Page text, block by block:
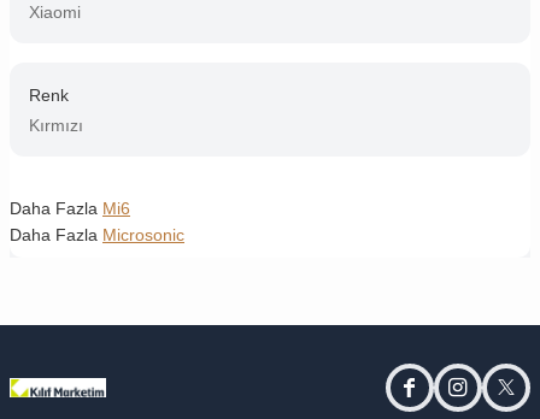
Xiaomi
Renk
Kırmızı
Daha Fazla Mi6
Daha Fazla Microsonic
facebookinstagram